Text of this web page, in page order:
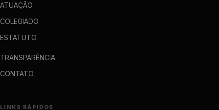
ATUAÇÃO
COLEGIADO
ESTATUTO
TRANSPARÊNCIA
CONTATO
LINKS RÁPIDOS